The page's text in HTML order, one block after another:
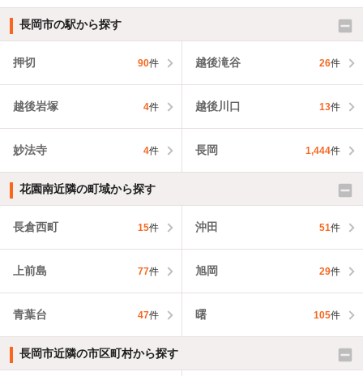
長岡市の駅から探す
押切 90件 越後滝谷 26件
越後岩塚 4件 越後川口 13件
妙法寺 4件 長岡 1,444件
花園南近隣の町域から探す
長倉西町 15件 沖田 51件
上前島 77件 旭岡 29件
青葉台 47件 曙 105件
長岡市近隣の市区町村から探す